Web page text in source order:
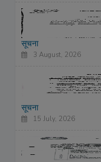
सूचना
3 August, 2026
सूचना
15 July, 2026